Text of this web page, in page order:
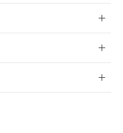
登録
いては、営業部門もしく